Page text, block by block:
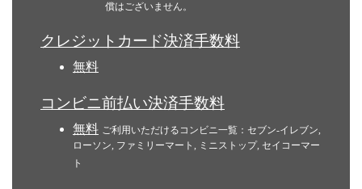
償はございません。
クレジットカード決済手数料
無料
コンビニ前払い決済手数料
無料 ご利用いただけるコンビニ一覧：セブン-イレブン,
ローソン, ファミリーマート, ミニストップ, セイコーマー
ト